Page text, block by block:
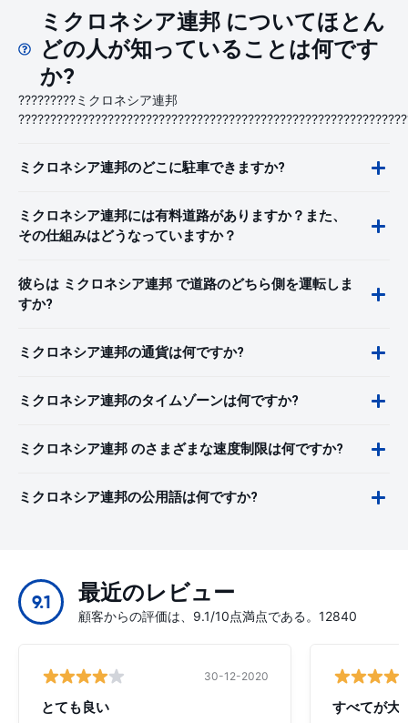
ミクロネシア連邦 についてほとん
どの人が知っていることは何です
か?
?????????ミクロネシア連邦
ミクロネシア連邦のどこに駐車できますか?
ミクロネシア連邦には有料道路がありますか？また、
その仕組みはどうなっていますか？
彼らは ミクロネシア連邦 で道路のどちら側を運転しま
すか?
ミクロネシア連邦の通貨は何ですか?
ミクロネシア連邦のタイムゾーンは何ですか?
ミクロネシア連邦 のさまざまな速度制限は何ですか?
ミクロネシア連邦の公用語は何ですか?
9.1 最近のレビュー
顧客からの評価は、9.1/10点満点である。12840
30-12-2020
とても良い すべてが大